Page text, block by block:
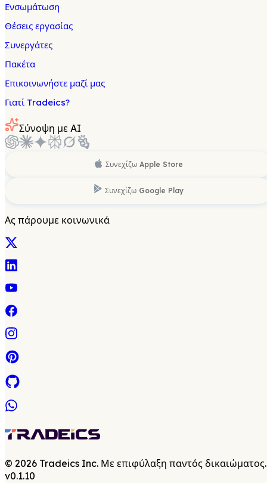
Ενσωμάτωση
Θέσεις εργασίας
Συνεργάτες
Πακέτα
Επικοινωνήστε μαζί μας
Γιατί Tradeics?
Σύνοψη με AI
Συνεχίζω Apple Store
Συνεχίζω Google Play
Ας πάρουμε κοινωνικά
© 2026 Tradeics Inc. Με επιφύλαξη παντός δικαιώματος.
v0.1.10